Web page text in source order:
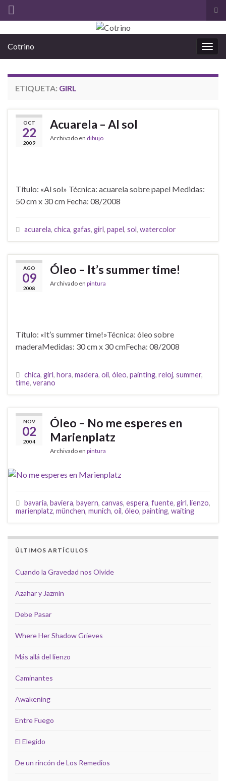
el
la
Cotrino
ETIQUETA: GIRL
OCT
22
2009
Acuarela – Al sol
Archivado en dibujo
Título: «Al sol» Técnica: acuarela sobre papel Medidas:
50 cm x 30 cm Fecha: 08/2008
acuarela, chica, gafas, girl, papel, sol, watercolor
AGO
09
2008
Óleo – It’s summer time!
Archivado en pintura
Título: «It’s summer time!»Técnica: óleo sobre
maderaMedidas: 30 cm x 30 cmFecha: 08/2008
chica, girl, hora, madera, oil, óleo, painting, reloj, summer,
time, verano
NOV
02
2004
Óleo – No me esperes en
Marienplatz
Archivado en pintura
bavaria, baviera, bayern, canvas, espera, fuente, girl, lienzo,
marienplatz, münchen, munich, oil, óleo, painting, waiting
ÚLTIMOS ARTÍCULOS
Cuando la Gravedad nos Olvide
Azahar y Jazmín
Debe Pasar
Where Her Shadow Grieves
Más allá del lienzo
Caminantes
Awakening
Entre Fuego
El Elegido
De un rincón de Los Remedios